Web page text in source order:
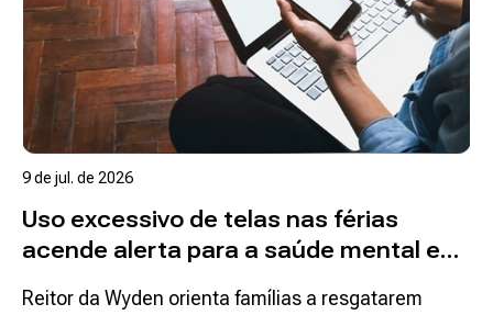
9 de jul. de 2026
Uso excessivo de telas nas férias
acende alerta para a saúde mental e
Reitor da Wyden orienta famílias a resgatarem